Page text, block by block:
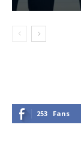
253 Fans